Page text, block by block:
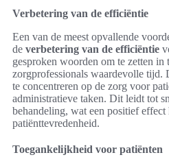
Verbetering van de efficiëntie
Een van de meest opvallende
de verbetering van de efficiëntie
gesproken woorden om te zetten in
zorgprofessionals waardevolle tijd.
te concentreren op de zorg voor
administratieve taken. Dit leidt tot
behandeling, wat een positief effect
patiënttevredenheid.
Toegankelijkheid voor patiënten